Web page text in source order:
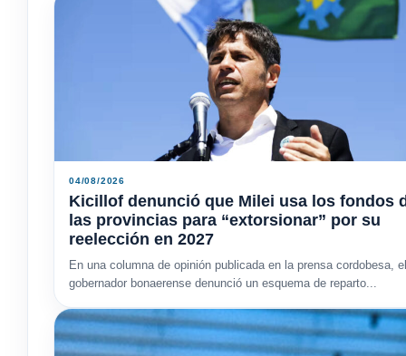
04/08/2026
Kicillof denunció que Milei usa los fondos
las provincias para “extorsionar” por su
reelección en 2027
En una columna de opinión publicada en la prensa cordobesa, el
gobernador bonaerense denunció un esquema de reparto...